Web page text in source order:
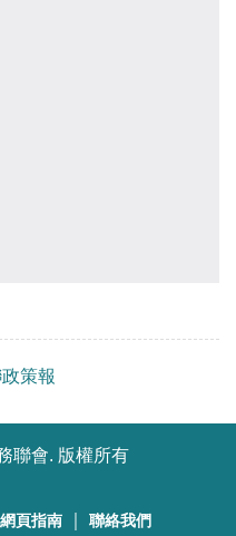
策報
聯會. 版權所有
網頁指南 聯絡我們